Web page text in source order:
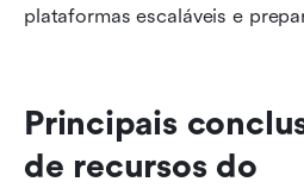
plataformas escaláveis e
Principais
de recursos do